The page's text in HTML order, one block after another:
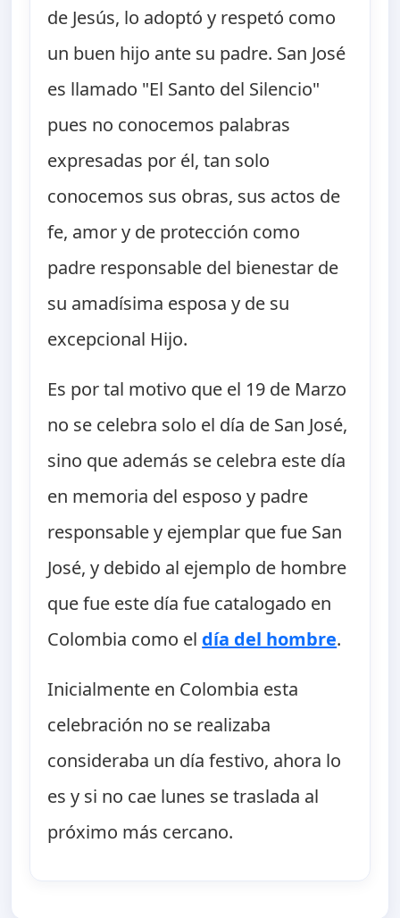
de Jesús, lo adoptó y respetó como
un buen hijo ante su padre. San José
es llamado "El Santo del Silencio"
pues no conocemos palabras
expresadas por él, tan solo
conocemos sus obras, sus actos de
fe, amor y de protección como
padre responsable del bienestar de
su amadísima esposa y de su
excepcional Hijo.
Es por tal motivo que el 19 de Marzo
no se celebra solo el día de San José,
sino que además se celebra este día
en memoria del esposo y padre
responsable y ejemplar que fue San
José, y debido al ejemplo de hombre
que fue este día fue catalogado en
Colombia como el día del hombre.
Inicialmente en Colombia esta
celebración no se realizaba
consideraba un día festivo, ahora lo
es y si no cae lunes se traslada al
próximo más cercano.